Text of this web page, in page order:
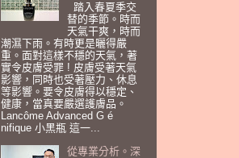
踏入春夏季交
替的季節。時而
天氣干爽，時而
潮濕下雨。有時更是曬得嚴
重。面對這樣不穩的天氣，著
實令皮膚受罪 ! 皮膚受著天氣
影響，同時也受著壓力、休息
等影響。要令皮膚得以穩定、
健康，當真要嚴選護膚品。
Lancôme Advanced G é
nifique 小黑瓶 這一...
從專業分析。深